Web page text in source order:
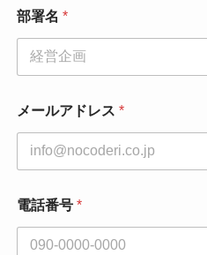
部署名 *
メールアドレス *
電話番号 *